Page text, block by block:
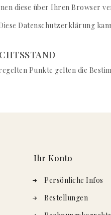
diese über Ihren Browser
Datenschutzerklärung
Punkte gelten die
Ihr Konto
Persönliche Infos
Bestellungen